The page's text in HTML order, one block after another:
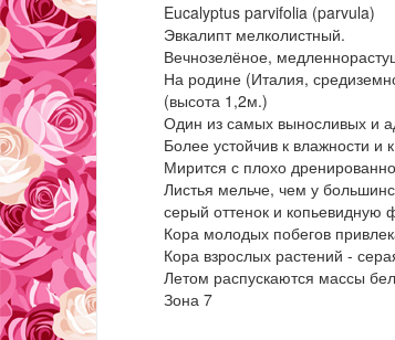
Eucalyptus parvifolia (parvula)
Эвкалипт мелколистный.
Вечнозелёное,
На родине (Италия,
(высота 1,2м.)
Один из самых выносливых и
Более устойчив к влажности
Мирится с плохо
Листья мельче, чем у
серый оттенок и
Кора молодых побегов
Кора взрослых растений -
Летом распускаются массы
Зона 7